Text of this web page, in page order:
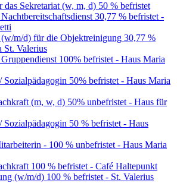
Sekretariat (w, m, d) 50 % befristet
30,77 % befristet -
m/d) für die Objektreinigung 30,77 %
St. Valerius
100% befristet - Haus Maria
Sozialpädagogin 50% befristet - Haus Maria
(m, w, d) 50% unbefristet - Haus für
Sozialpädagogin 50 % befristet - Haus
- 100 % unbefristet - Haus Maria
100 % befristet - Café Haltepunkt
(w/m/d) 100 % befristet - St. Valerius